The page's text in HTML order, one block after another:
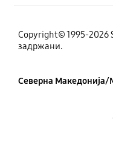
Copyright© 1995-2026
задржани.
Северна Македонија/